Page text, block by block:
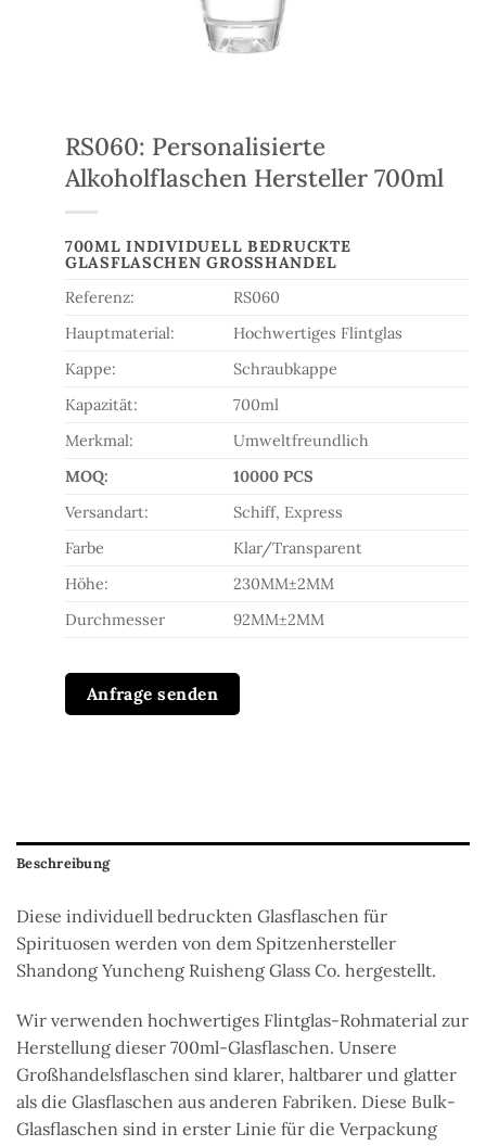
RS060: Personalisierte
Alkoholflaschen Hersteller 700ml
700ML INDIVIDUELL BEDRUCKTE
GLASFLASCHEN GROSSHANDEL
Referenz:
RS060
Hauptmaterial:
Hochwertiges Flintglas
Kappe:
Schraubkappe
Kapazität:
700ml
Merkmal:
Umweltfreundlich
MOQ:
10000 PCS
Versandart:
Schiff, Express
Farbe
Klar/Transparent
Höhe:
230MM±2MM
Durchmesser
92MM±2MM
Anfrage senden
Beschreibung
Diese individuell bedruckten Glasflaschen für
Spirituosen werden von dem Spitzenhersteller
Shandong Yuncheng Ruisheng Glass Co. hergestellt.
Wir verwenden hochwertiges Flintglas-Rohmaterial zur
Herstellung dieser 700ml-Glasflaschen. Unsere
Großhandelsflaschen sind klarer, haltbarer und glatter
als die Glasflaschen aus anderen Fabriken. Diese Bulk-
Glasflaschen sind in erster Linie für die Verpackung